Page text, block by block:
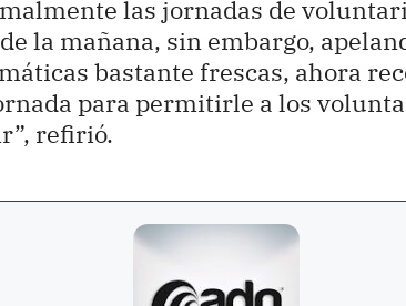
las jornadas de
la mañana, sin embargo,
bastante frescas, ahora
para permitirle a los
refirió.